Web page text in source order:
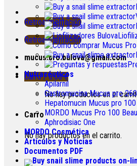
Retroalimentación
Retroalimentación
mucus.pro.bulova@gmail.com
Carro /0.00€
No hay productos en el
Carro
No hay productos en el carrito.
Nutracéuticos
Apilarnil
Gastromucina Mucus pro 260
Hepatomucin Mucus pro 100
MORDO Mucus Pro 100
Aphrodisiac One
MORDO Cosmética
Artículos y Noticias
Documentos PDF